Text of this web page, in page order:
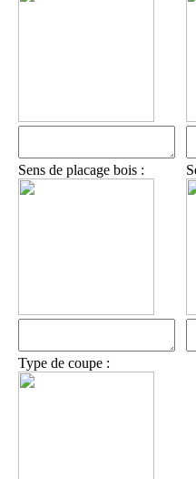
Sens de placage bois :
Type de coupe :